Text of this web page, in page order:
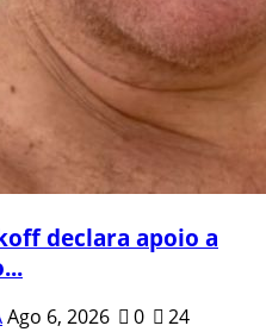
declara apoio a
Ago 6, 2026 0 24